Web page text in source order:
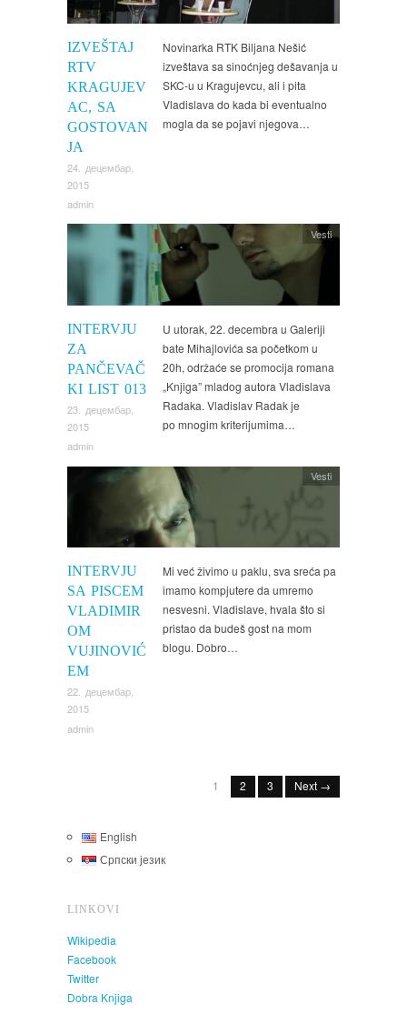
IZVEŠTAJ
RTV
KRAGUJEV
AC, SA
GOSTOVAN
JA
24. децембар,
2015
admin
Novinarka RTK Biljana Nešić
izveštava sa sinoćnjeg dešavanja u
SKC-u u Kragujevcu, ali i pita
Vladislava do kada bi eventualno
mogla da se pojavi njegova…
INTERVJU
ZA
PANČEVAČ
KI LIST 013
23. децембар,
2015
admin
Vesti
U utorak, 22. decembra u Galeriji
bate Mihajlovića sa početkom u
20h, održaće se promocija romana
„Knjiga” mladog autora Vladislava
Radaka. Vladislav Radak je
po mnogim kriterijumima…
INTERVJU
SA PISCEM
VLADIMIR
OM
VUJINOVIĆ
EM
22. децембар,
2015
admin
Vesti
Mi već živimo u paklu, sva sreća pa
imamo kompjutere da umremo
nesvesni. Vladislave, hvala što si
pristao da budeš gost na mom
blogu. Dobro…
1 2 3 Next →
English
Српски језик
LINKOVI
Wikipedia
Facebook
Twitter
Dobra Knjiga